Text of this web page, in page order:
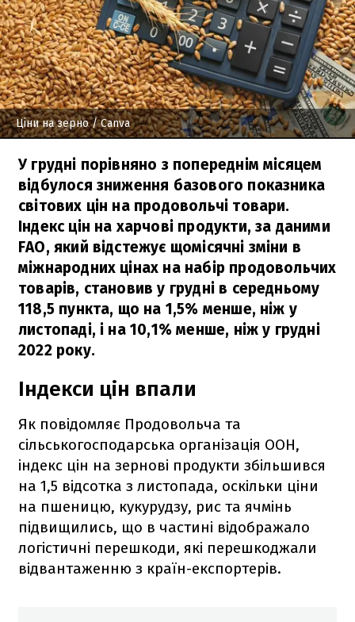
Ціни на зерно/ Canva
У грудні порівняно з попереднім місяцем
відбулося зниження базового показника
світових цін на продовольчі товари.
Індекс цін на харчові продукти, за даними
FAO, який відстежує щомісячні зміни в
міжнародних цінах на набір продовольчих
товарів, становив у грудні в середньому
118,5 пункта, що на 1,5% менше, ніж у
листопаді, і на 10,1% менше, ніж у грудні
2022 року.
Індекси цін впали
Як повідомляє Продовольча та
сільськогосподарська організація ООН,
індекс цін на зернові продукти збільшився
на 1,5 відсотка з листопада, оскільки ціни
на пшеницю, кукурудзу, рис та ячмінь
підвищились, що в частині відображало
логістичні перешкоди, які перешкоджали
відвантаженню з країн-експортерів.